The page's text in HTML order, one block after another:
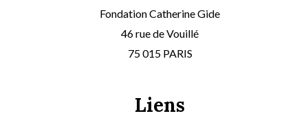
Fondation Catherine Gide
46 rue de Vouillé
75 015 PARIS
Liens